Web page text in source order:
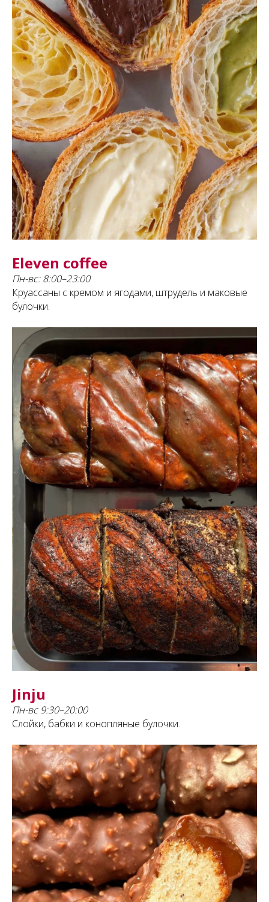
Eleven coffee
Пн-вс: 8:00–23:00
Круассаны с кремом и ягодами, штрудель и маковые
булочки.
Jinju
Пн-вс 9:30–20:00
Слойки, бабки и конопляные булочки.